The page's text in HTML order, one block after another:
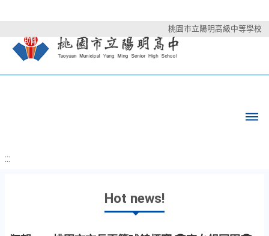
桃園市立陽明高級中等學校
:::
Hot news!